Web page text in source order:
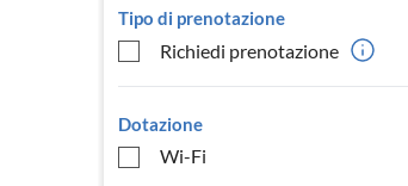
Tipo di prenotazione
Richiedi prenotazione
Dotazione
Wi-Fi